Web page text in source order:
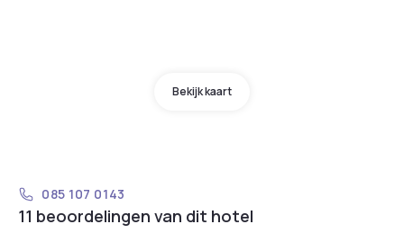
Bekijk kaart
085 107 0143
11 beoordelingen van dit hotel